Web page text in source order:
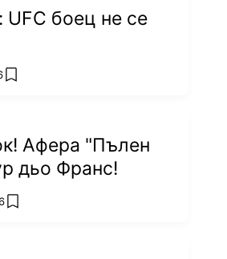
боец не се
add favorites
Афера "Пълен
дьо Франс!
add favorites